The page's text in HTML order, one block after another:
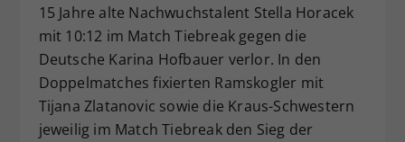
15 Jahre alte Nachwuchstalent Stella Horacek
mit 10:12 im Match Tiebreak gegen die
Deutsche Karina Hofbauer verlor. In den
Doppelmatches fixierten Ramskogler mit
Tijana Zlatanovic sowie die Kraus-Schwestern
jeweilig im Match Tiebreak den Sieg der